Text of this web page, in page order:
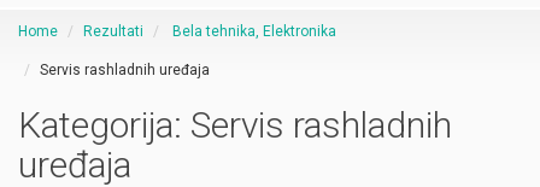
Home Rezultati Bela tehnika, Elektronika
Servis rashladnih uređaja
Kategorija: Servis rashladnih
uređaja